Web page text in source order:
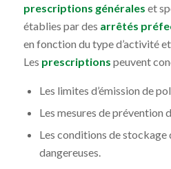
prescriptions générales et
établies par des arrêtés
en fonction du type d’activité
Les prescriptions peuvent
Les limites d’émission de
Les mesures de prévention
Les conditions de stockage
dangereuses.